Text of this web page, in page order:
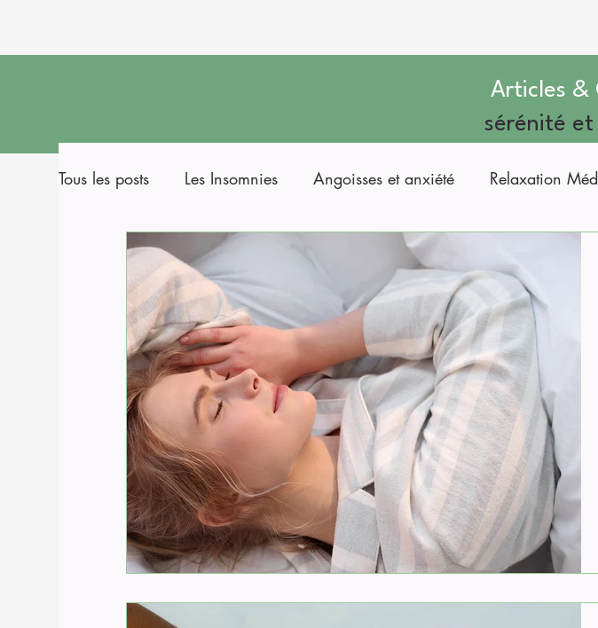
Articles &
sérénité et
Tous les posts Les Insomnies Angoisses et anxiété Relaxation
Qui suis je? Changement de saison TMS
Pourquoi et comment lâcher prise?